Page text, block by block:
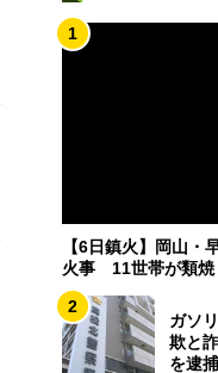
1
【6日鎮火】岡山・
火事 11世帯が類焼
2
ガソ
欺と
を逮